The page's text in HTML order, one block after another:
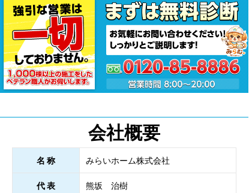
会社概要
名 称 みらいホーム株式会社
代 表 熊坂 治樹